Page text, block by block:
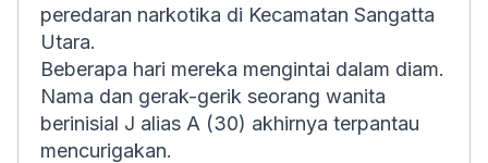
peredaran narkotika di Kecamatan Sangatta
Utara.
Beberapa hari mereka mengintai dalam diam.
Nama dan gerak-gerik seorang wanita
berinisial J alias A (30) akhirnya terpantau
mencurigakan.